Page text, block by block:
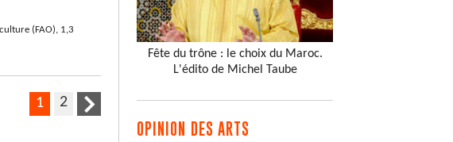
(FAO), 1,3
1 2
Fête du trône : le choix du Maroc.
L'édito de Michel Taube
OPINION DES ARTS